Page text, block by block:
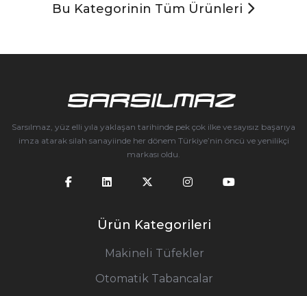
Bu Kategorinin Tüm Ürünleri
Sarsılmaz, yüz elli yıla yaklaşan tarihinde pek çok ilke ve sayısız başarıya
imza atarak silah sanayiinde her dönem Türkiye’nin öncü ve yenilikçi
markası oldu.
Ürün Kategorileri
Makineli Tüfekler
Otomatik Tabancalar